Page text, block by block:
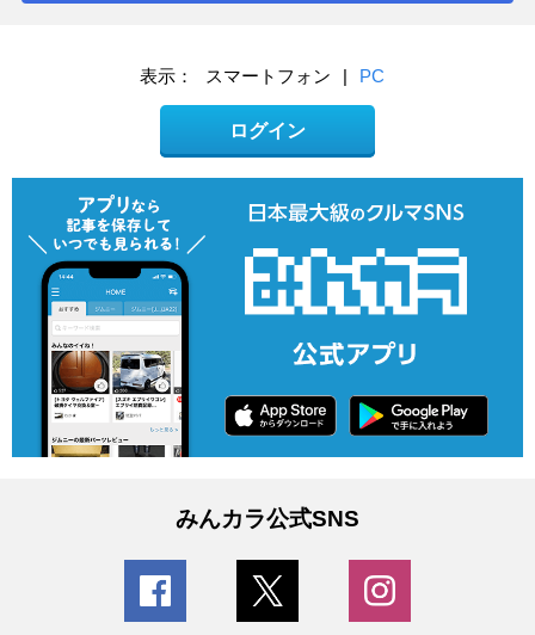
表示： スマートフォン | PC
ログイン
みんカラ公式SNS